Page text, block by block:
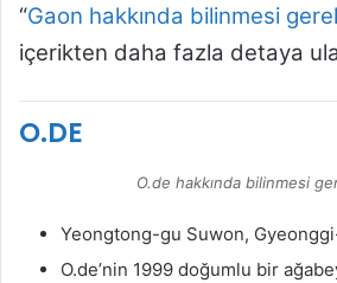
“Gaon hakkında bilinmesi
içerikten daha fazla detaya
O.DE
O.de hakkında bilinmesi
Yeongtong-gu Suwon,
O.de’nin 1999 doğumlu bir